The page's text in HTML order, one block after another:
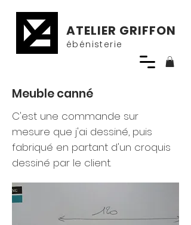
ATELIER GRIFFON
ébénisterie
Meuble canné
C'est une commande sur
mesure que j'ai dessiné, puis
fabriqué en partant d'un croquis
dessiné par le client.